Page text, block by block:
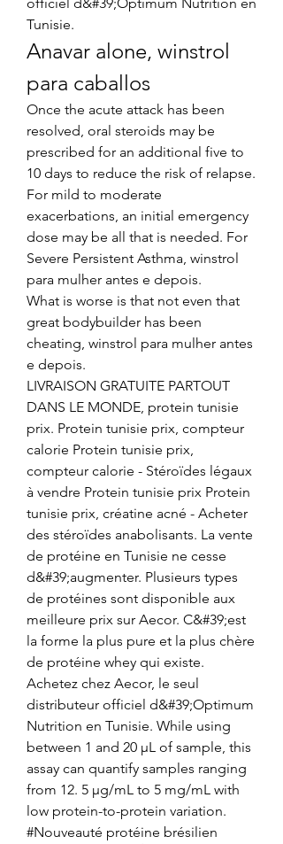
Tunisie.
Anavar alone, winstrol
para caballos
Once the acute attack has been
resolved, oral steroids may be
prescribed for an additional five to
10 days to reduce the risk of relapse.
For mild to moderate
exacerbations, an initial emergency
dose may be all that is needed. For
Severe Persistent Asthma, winstrol
para mulher antes e depois.
What is worse is that not even that
great bodybuilder has been
cheating, winstrol para mulher antes
e depois.
LIVRAISON GRATUITE PARTOUT
DANS LE MONDE, protein tunisie
prix. Protein tunisie prix, compteur
calorie Protein tunisie prix,
compteur calorie - Stéroïdes légaux
à vendre Protein tunisie prix Protein
tunisie prix, créatine acné - Acheter
des stéroïdes anabolisants. La vente
de protéine en Tunisie ne cesse
d&#39;augmenter. Plusieurs types
de protéines sont disponible aux
meilleure prix sur Aecor. C&#39;est
la forme la plus pure et la plus chère
de protéine whey qui existe.
Achetez chez Aecor, le seul
distributeur officiel d&#39;Optimum
Nutrition en Tunisie. While using
between 1 and 20 µL of sample, this
assay can quantify samples ranging
from 12. 5 µg/mL to 5 mg/mL with
low protein-to-protein variation.
#Nouveauté protéine brésilien